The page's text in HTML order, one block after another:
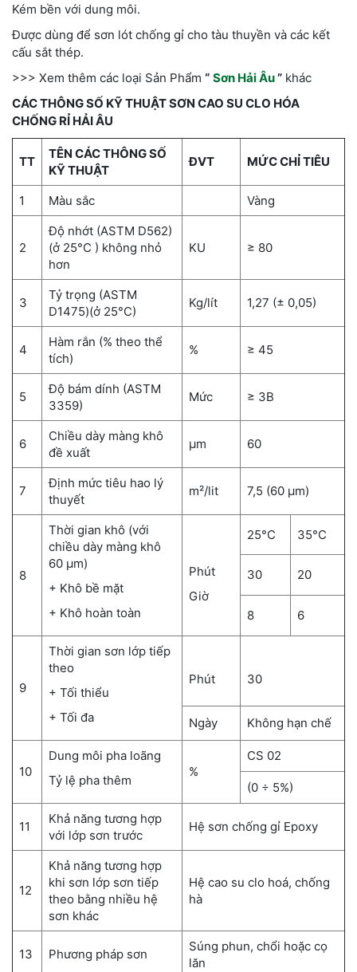
Kém bền với dung môi.
Được dùng để sơn lót chống gỉ cho tàu thuyền và các kết
cấu sắt thép.
>>> Xem thêm các loại Sản Phẩm “ Sơn Hải Âu” khác
CÁC THÔNG SỐ KỸ THUẬT SƠN CAO SU CLO HÓA
CHỐNG RỈ HẢI ÂU
TT
TÊN CÁC THÔNG SỐ
KỸ THUẬT
ĐVT MỨC CHỈ TIÊU
1 Màu sắc Vàng
2
Độ nhớt (ASTM D562)
(ở 25°C ) không nhỏ
hơn
KU ≥ 80
3
Tỷ trọng (ASTM
D1475)(ở 25°C)
Kg/lít 1,27 (± 0,05)
4
Hàm rắn (% theo thể
tích)
% ≥ 45
5
Độ bám dính (ASTM
3359)
Mức ≥ 3B
6
Chiều dày màng khô
đề xuất
µm 60
7
Định mức tiêu hao lý
thuyết
m²/lit 7,5 (60 µm)
8
Thời gian khô (với
chiều dày màng khô
60 µm)
+ Khô bề mặt
+ Khô hoàn toàn
Phút
Giờ
25°C 35°C
30 20
8 6
9
Thời gian sơn lớp tiếp
theo
+ Tối thiểu
+ Tối đa
Phút 30
Ngày Không hạn chế
10
Dung môi pha loãng
Tỷ lệ pha thêm
%
CS 02
(0 ÷ 5%)
11
Khả năng tương hợp
với lớp sơn trước
Hệ sơn chống gỉ Epoxy
12
Khả năng tương hợp
khi sơn lớp sơn tiếp
theo bằng nhiều hệ
sơn khác
Hệ cao su clo hoá, chống
hà
13 Phương pháp sơn
Súng phun, chổi hoặc cọ
lăn